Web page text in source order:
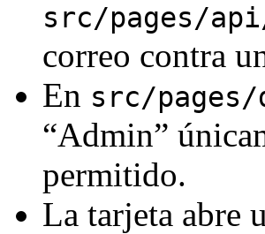
src/pages/
correo contra
En src/pages/
“Admin”
permitido.
La tarjeta abre